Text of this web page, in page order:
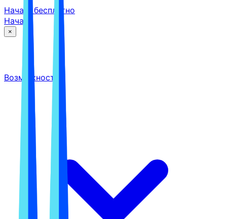
Начать бесплатно
Начать
×
Меню
Возможности